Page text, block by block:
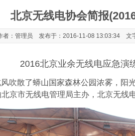
北京无线电协会简报
者：管理员 发布于：2016-11-08 13:03:34 文
2016北京业余无线电应急演
吹散了蟒山国家森林公园浓雾，阳
京市无线电管理局主办，北京无线